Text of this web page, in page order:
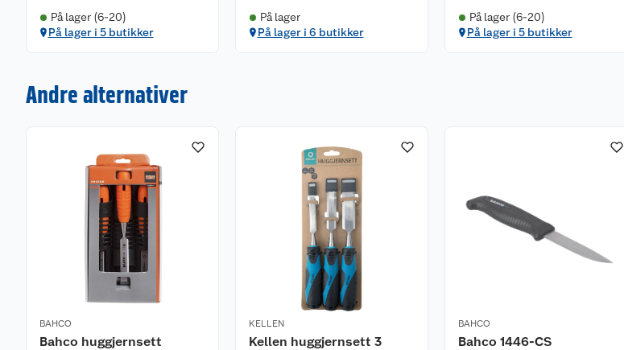
På lager (6-20)
På lager i 5 butikker
På lager
På lager i 6 butikker
På lager (6-20)
På lager i 5 butikker
Andre alternativer
BAHCO
Bahco huggjernsett
KELLEN
Kellen huggjernsett 3
BAHCO
Bahco 1446-CS